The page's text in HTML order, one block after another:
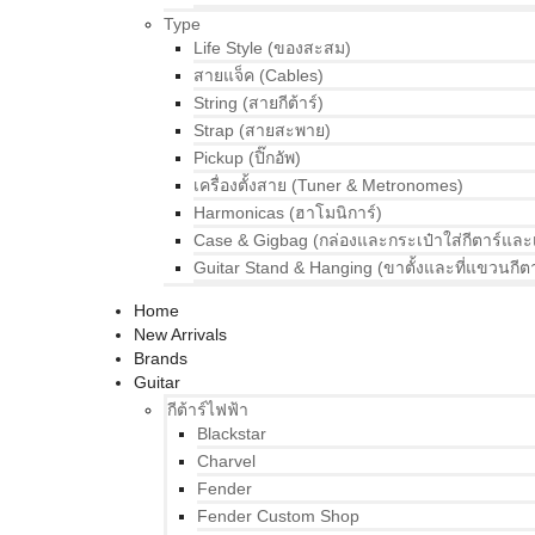
Type
Life Style (ของสะสม)
สายแจ็ค (Cables)
String (สายกีต้าร์)
Strap (สายสะพาย)
Pickup (ปิ๊กอัพ)
เครื่องตั้งสาย (Tuner & Metronomes)
Harmonicas (ฮาโมนิการ์)
Case & Gigbag (กล่องและกระเป๋าใส่กีตาร์และ
Guitar Stand & Hanging (ขาตั้งและที่แขวนกีต
Home
New Arrivals
Brands
Guitar
กีต้าร์ไฟฟ้า
Blackstar
Charvel
Fender
Fender Custom Shop